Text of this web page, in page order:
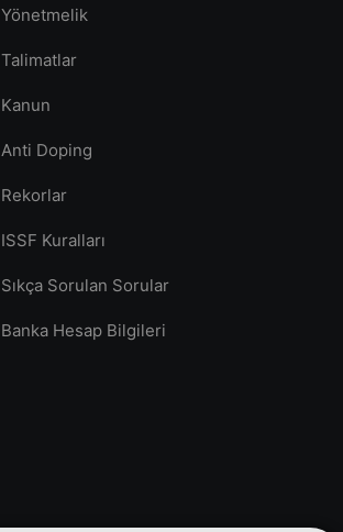
Yönetmelik
Talimatlar
Kanun
Anti Doping
Rekorlar
ISSF Kuralları
Sıkça Sorulan Sorular
Banka Hesap Bilgileri